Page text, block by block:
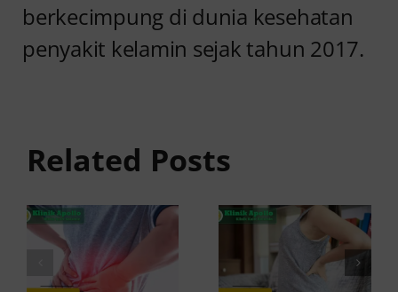
berkecimpung di dunia kesehatan
penyakit kelamin sejak tahun 2017.
Related Posts
Penyebab
Sering
Kambuh
dan Cara
Atasinya
Anyang
Penyebab
dan
Solusinya